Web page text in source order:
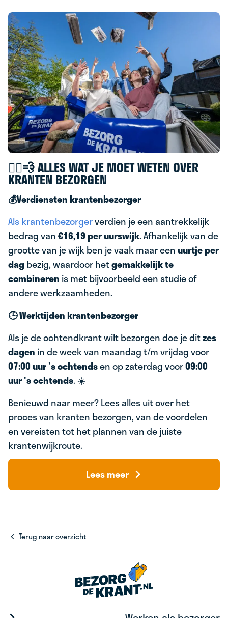
🚴‍♂️💨 ALLES WAT JE MOET WETEN OVER
KRANTEN BEZORGEN
💰Verdiensten krantenbezorger
Als krantenbezorgerverdien je een aantrekkelijk
bedrag van€16,19 per uurswijk. Afhankelijk van de
grootte van je wijk ben je vaak maar eenuurtje per
dagbezig, waardoor hetgemakkelijk te
combineren is met bijvoorbeeld een studie of
andere werkzaamheden.
🕒 Werktijden krantenbezorger
Als je de ochtendkrant wilt bezorgen doe je ditzes
dagen in de week van maandag t/m vrijdag voor
07:00 uur 's ochtendsen op zaterdag voor09:00
uur 's ochtends. ☀️
Benieuwd naar meer? Lees alles uit over het
proces van kranten bezorgen, van de voordelen
en vereisten tot het plannen van de juiste
krantenwijkroute.
Lees meer
Terug naar overzicht